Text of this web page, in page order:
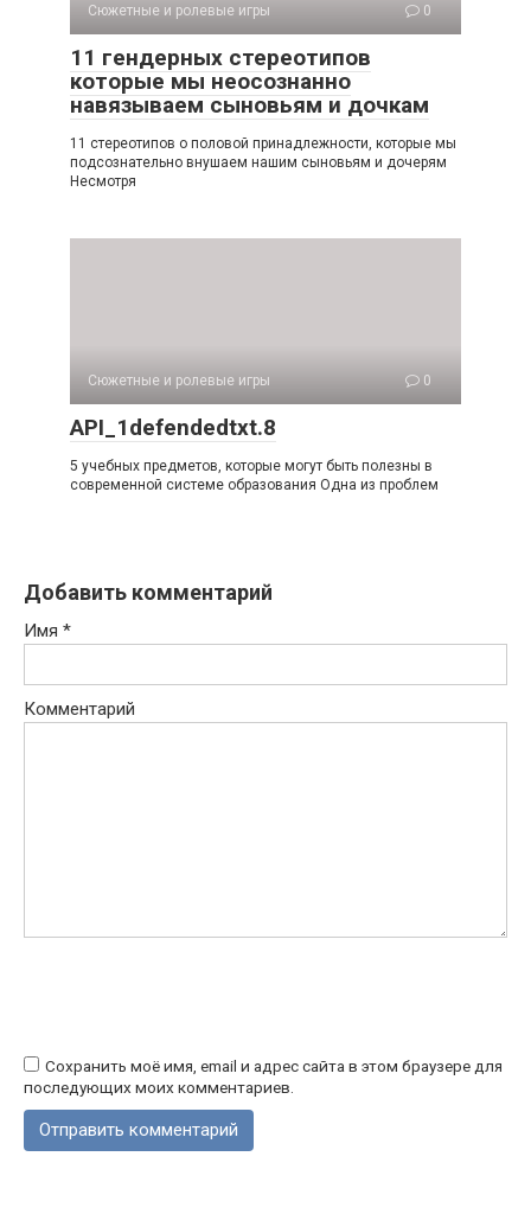
Сюжетные и ролевые игры 0
11 гендерных стереотипов
которые мы неосознанно
навязываем сыновьям и дочкам
11 стереотипов о половой принадлежности, которые мы
подсознательно внушаем нашим сыновьям и дочерям
Несмотря
Сюжетные и ролевые игры 0
API_1defendedtxt.8
5 учебных предметов, которые могут быть полезны в
современной системе образования Одна из проблем
Добавить комментарий
Имя *
Комментарий
Сохранить моё имя, email и адрес сайта в этом браузере для
последующих моих комментариев.